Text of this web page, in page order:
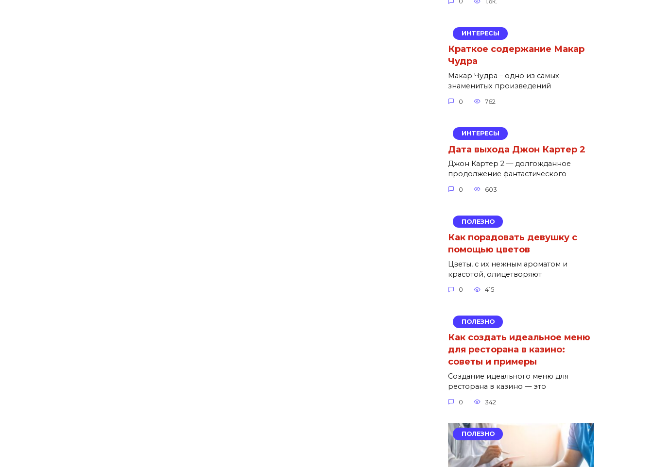
ИНТЕРЕСЫ
Краткое содержание Макар
Чудра
Макар Чудра – одно из самых
знаменитых произведений
0 762
ИНТЕРЕСЫ
Дата выхода Джон Картер 2
Джон Картер 2 — долгожданное
продолжение фантастического
0 603
ПОЛЕЗНО
Как порадовать девушку с
помощью цветов
Цветы, с их нежным ароматом и
красотой, олицетворяют
0 415
ПОЛЕЗНО
Как создать идеальное меню
для ресторана в казино:
советы и примеры
Создание идеального меню для
ресторана в казино — это
0 342
ПОЛЕЗНО